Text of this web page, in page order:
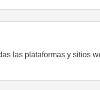
las plataformas y sitios